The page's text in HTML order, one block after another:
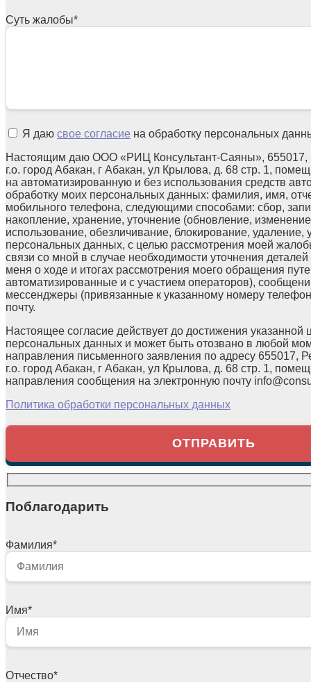
Суть жалобы*
Я даю свое согласие на обработку персональных
Настоящим даю ООО «РИЦ Консультант-Саяны», 655017,
г.о. город Абакан, г Абакан, ул Крылова, д. 68 стр. 1,
на автоматизированную и без использования средств
обработку моих персональных данных: фамилия, имя,
мобильного телефона, следующими способами: сбор,
накопление, хранение, уточнение (обновление,
использование, обезличивание, блокирование, удаление,
персональных данных, с целью рассмотрения моей
связи со мной в случае необходимости уточнения
меня о ходе и итогах рассмотрения моего обращения
автоматизированные и с участием операторов),
мессенджеры (привязанные к указанному номеру
почту.
Настоящее согласие действует до достижения указанной
персональных данных и может быть отозвано в любой
направления письменного заявления по адресу 655017,
г.о. город Абакан, г Абакан, ул Крылова, д. 68 стр. 1,
направления сообщения на электронную почту
Политика обработки персональных данных
Поблагодарить
Фамилия*
Имя*
Отчество*